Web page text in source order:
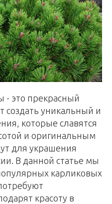
- это прекрасный
создать уникальный и
которые славятся
и оригинальным
для украшения
В данной статье мы
карликовых
красоту в